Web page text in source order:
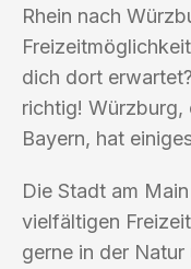
Rhein nach
dich dort
richtig! Würzburg,
Bayern, hat
Die Stadt am
vielfältigen
gerne in der